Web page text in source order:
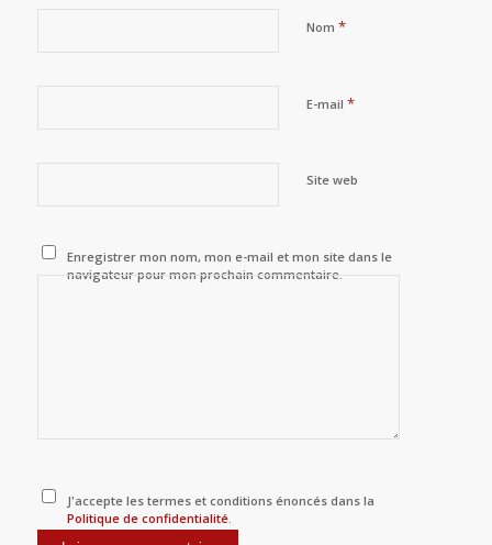
Nom *
E-mail *
Site web
Enregistrer mon nom, mon e-mail et mon site dans le
navigateur pour mon prochain commentaire.
J'accepte les termes et conditions énoncés dans la
Politique de confidentialité.